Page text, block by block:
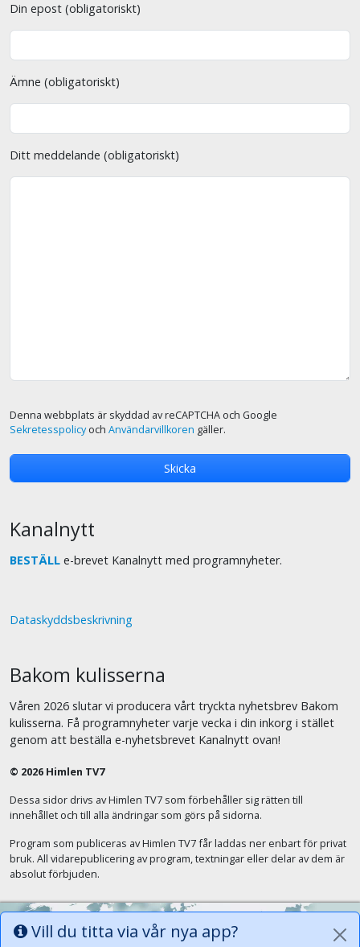
Din epost (obligatoriskt)
Ämne (obligatoriskt)
Ditt meddelande (obligatoriskt)
Denna webbplats är skyddad av reCAPTCHA och Google
Sekretesspolicyoch Användarvillkoren gäller.
Kanalnytt
BESTÄLL e-brevet Kanalnytt med programnyheter.
Dataskyddsbeskrivning
Bakom kulisserna
Våren 2026 slutar vi producera vårt tryckta nyhetsbrev Bakom
kulisserna. Få programnyheter varje vecka i din inkorg i stället
genom att beställa e-nyhetsbrevet Kanalnytt ovan!
Vill du titta via vår nya app?
© 2026 Himlen TV7
Dessa sidor drivs av Himlen TV7 som förbehåller sig rätten till
innehållet och till alla ändringar som görs på sidorna.
Program som publiceras av Himlen TV7 får laddas ner enbart för privat
bruk. All vidarepublicering av program, textningar eller delar av dem är
absolut förbjuden.